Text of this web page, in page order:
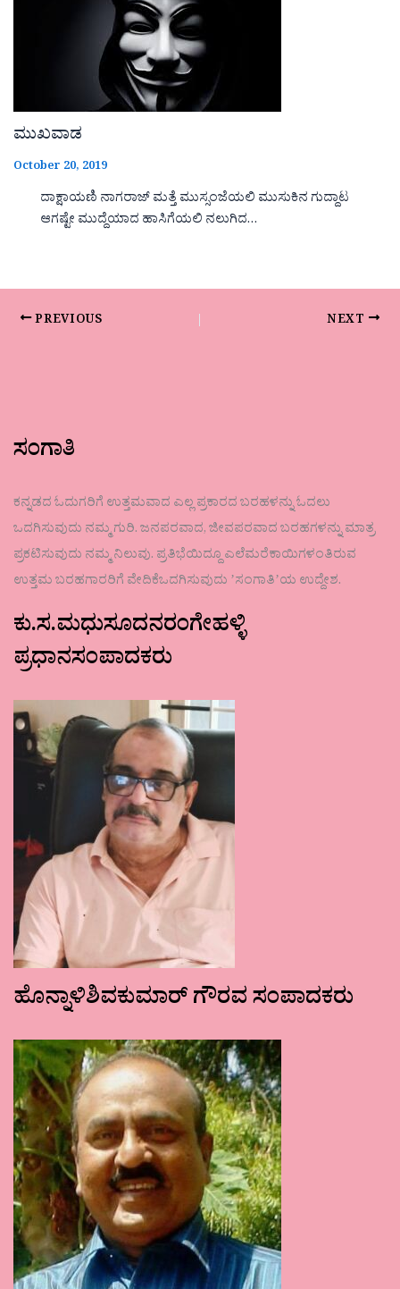
ಮುಖವಾಡ
October 20, 2019
ದಾಕ್ಷಾಯಣಿ ನಾಗರಾಜ್ ಮತ್ತೆ ಮುಸ್ಸಂಜೆಯಲಿ ಮುಸುಕಿನ ಗುದ್ದಾಟ
ಆಗಷ್ಟೇ ಮುದ್ದೆಯಾದ ಹಾಸಿಗೆಯಲಿ ನಲುಗಿದ…
PREVIOUS NEXT
ಸಂಗಾತಿ
ಕನ್ನಡದ ಓದುಗರಿಗೆ ಉತ್ತಮವಾದ ಎಲ್ಲ ಪ್ರಕಾರದ ಬರಹಳನ್ನು ಓದಲು
ಒದಗಿಸುವುದು ನಮ್ಮ ಗುರಿ. ಜನಪರವಾದ, ಜೀವಪರವಾದ ಬರಹಗಳನ್ನು ಮಾತ್ರ
ಪ್ರಕಟಿಸುವುದು ನಮ್ಮ ನಿಲುವು. ಪ್ರತಿಭೆಯಿದ್ದೂ ಎಲೆಮರೆಕಾಯಿಗಳಂತಿರುವ
ಉತ್ತಮ ಬರಹಗಾರರಿಗೆ ವೇದಿಕೆಒದಗಿಸುವುದು ʼಸಂಗಾತಿʼಯ ಉದ್ದೇಶ.
ಕು.ಸ.ಮಧುಸೂದನರಂಗೇಹಳ್ಳಿ
ಪ್ರಧಾನಸಂಪಾದಕರು
ಹೊನ್ನಾಳಿಶಿವಕುಮಾರ್ ಗೌರವ ಸಂಪಾದಕರು